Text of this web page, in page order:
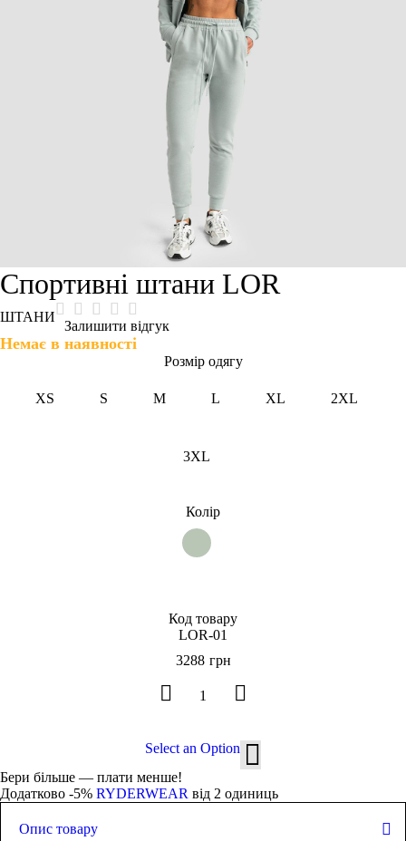
Спортивні штани LOR
ШТАНИ
Залишити відгук
Немає в наявності
Розмір одягу
XS S M L XL 2XL
3XL
Колір
Код товару
LOR-01
грн
3288
Select an Option
Бери більше — плати менше!
Додатково -5% RYDERWEAR від 2 одиниць
Опис товару